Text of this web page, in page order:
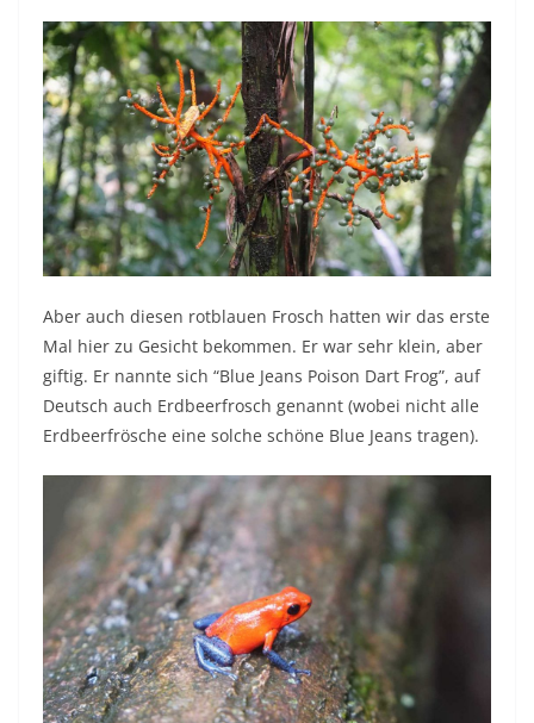
Aber auch diesen rotblauen Frosch hatten wir das erste
Mal hier zu Gesicht bekommen. Er war sehr klein, aber
giftig. Er nannte sich “Blue Jeans Poison Dart Frog”, auf
Deutsch auch Erdbeerfrosch genannt (wobei nicht alle
Erdbeerfrösche eine solche schöne Blue Jeans tragen).